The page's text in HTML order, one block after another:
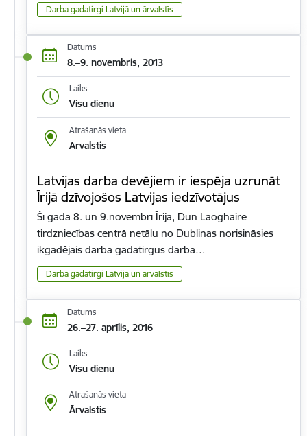
Darba gadatirgi Latvijā un ārvalstīs
Datums
8.–9. novembris, 2013
Laiks
Visu dienu
Atrašanās vieta
Ārvalstis
Latvijas darba devējiem ir iespēja uzrunāt
Īrijā dzīvojošos Latvijas iedzīvotājus
Šī gada 8. un 9.novembrī Īrijā, Dun Laoghaire
tirdzniecības centrā netālu no Dublinas norisināsies
ikgadējais darba gadatirgus darba…
Darba gadatirgi Latvijā un ārvalstīs
Datums
26.–27. aprīlis, 2016
Laiks
Visu dienu
Atrašanās vieta
Ārvalstis